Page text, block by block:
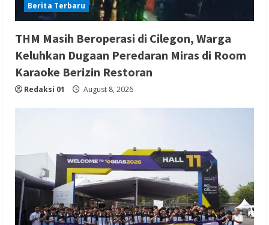
Berita Terbaru
THM Masih Beroperasi di Cilegon, Warga
Keluhkan Dugaan Peredaran Miras di Room
Karaoke Berizin Restoran
Redaksi 01 August 8, 2026